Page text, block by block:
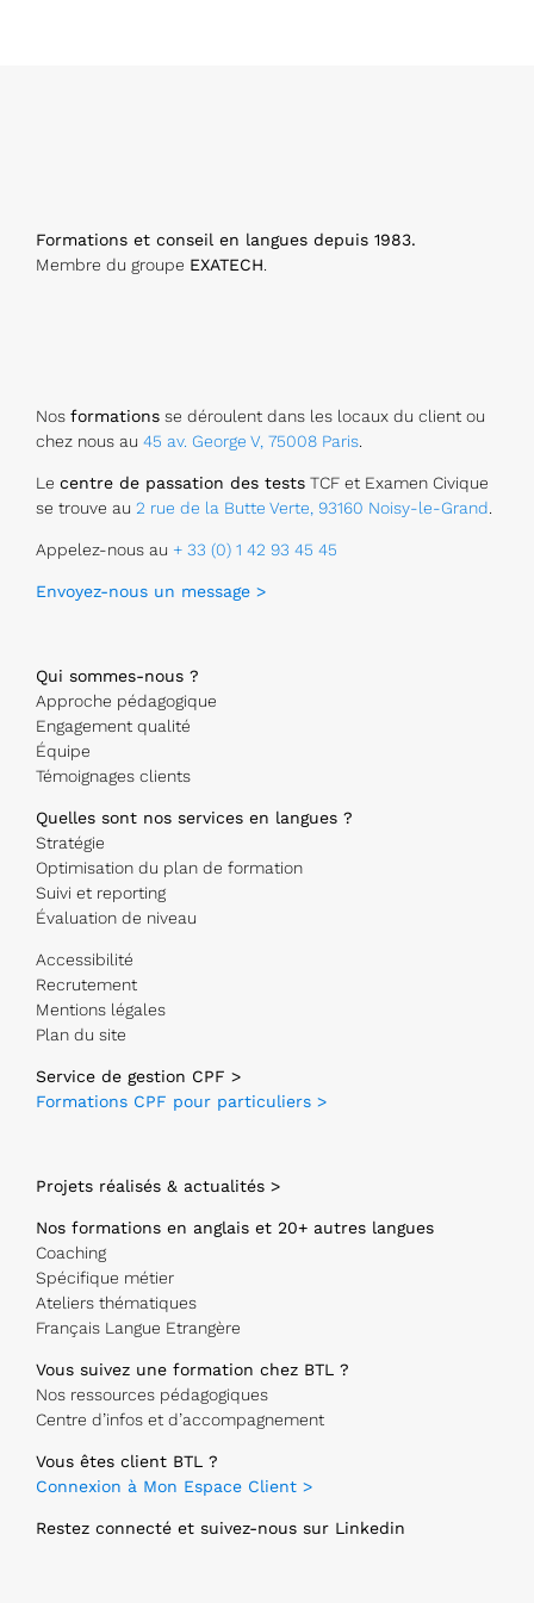
*
Formations et conseil en langues depuis 1983.
Membre du groupe EXATECH.
Nos formations se déroulent dans les locaux du client ou
chez nous au 45 av. George V, 75008 Paris.
Le centre de passation des tests TCF et Examen Civique
se trouve au 2 rue de la Butte Verte, 93160 Noisy-le-Grand.
Appelez-nous au + 33 (0) 1 42 93 45 45
Envoyez-nous un message >
Qui sommes-nous ?
Approche pédagogique
Engagement qualité
Équipe
Témoignages clients
Quelles sont nos services en langues ?
Stratégie
Optimisation du plan de formation
Suivi et reporting
Évaluation de niveau
Accessibilité
Recrutement
Mentions légales
Plan du site
Service de gestion CPF >
Formations CPF pour particuliers >
Projets réalisés & actualités >
Nos formations en anglais et 20+ autres langues
Coaching
Spécifique métier
Ateliers thématiques
Français Langue Etrangère
Vous suivez une formation chez BTL ?
Nos ressources pédagogiques
Centre d’infos et d’accompagnement
Vous êtes client BTL ?
Connexion à Mon Espace Client >
Restez connecté et suivez-nous sur Linkedin